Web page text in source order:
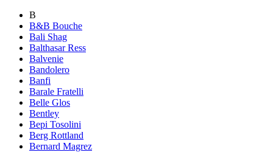
B
B&B Bouche
Bali Shag
Balthasar Ress
Balvenie
Bandolero
Banfi
Barale Fratelli
Belle Glos
Bentley
Bepi Tosolini
Berg Rottland
Bernard Magrez